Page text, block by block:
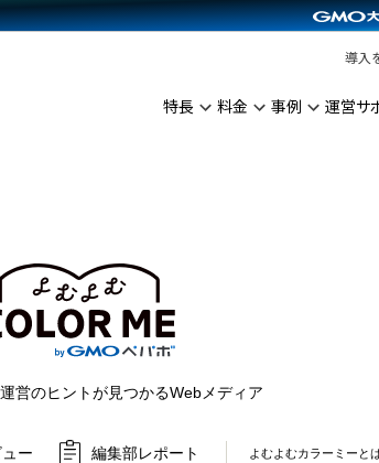
特長 料金 事例 運営サ
導入
料金シミュレーション
運営のヒントが見つかるWebメディア
ー 編集部レポート よむよむカラーミーと